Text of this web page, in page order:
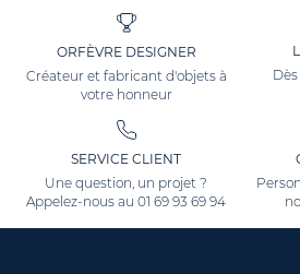
ORFÈVRE DESIGNER
Créateur et fabricant d'objets à
votre honneur
SERVICE CLIENT
Une question, un projet ?
Appelez-nous au01 69 93 69 94